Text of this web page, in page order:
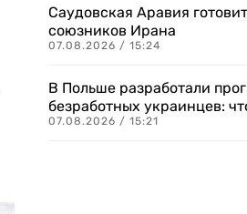
Саудовская Аравия
союзников Ирана
07.08.2026 / 15:24
В Польше разработали
безработных украинцев:
07.08.2026 / 15:21